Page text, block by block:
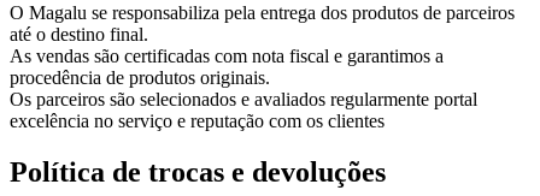
O Magalu se responsabiliza pela entrega dos produtos de parceiros
até o destino final.
As vendas são certificadas com nota fiscal e garantimos a
procedência de produtos originais.
Os parceiros são selecionados e avaliados regularmente portal
excelência no serviço e reputação com os clientes
Política de trocas e devoluções